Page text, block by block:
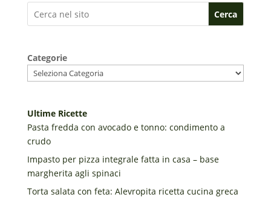
Cerca
Categorie
Ultime Ricette
Pasta fredda con avocado e tonno: condimento a
crudo
Impasto per pizza integrale fatta in casa – base
margherita agli spinaci
Torta salata con feta: Alevropita ricetta cucina greca